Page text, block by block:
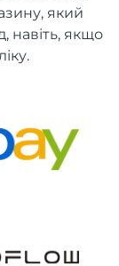
який
навіть, якщо